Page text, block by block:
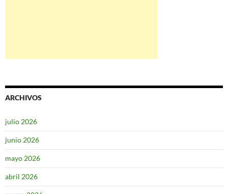
ARCHIVOS
julio 2026
junio 2026
mayo 2026
abril 2026